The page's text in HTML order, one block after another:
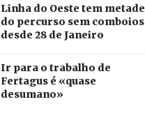
Linha do Oeste tem metade
do percurso sem comboios
desde 28 de Janeiro
Ir para o trabalho de
Fertagus é «quase
desumano»